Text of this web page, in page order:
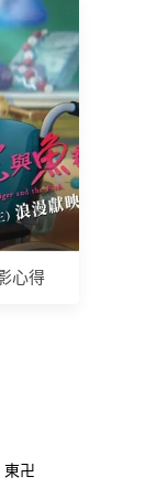
心得
東卍